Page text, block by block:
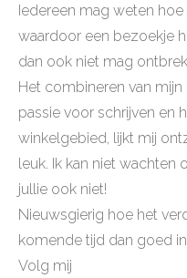
Iedereen mag weten
waardoor een bezoekje
dan ook niet mag
Het combineren van mijn
passie voor schrijven en
winkelgebied, lijkt mij
leuk. Ik kan niet wachten
jullie ook niet!
Nieuwsgierig hoe het
komende tijd dan goed
Volg mij